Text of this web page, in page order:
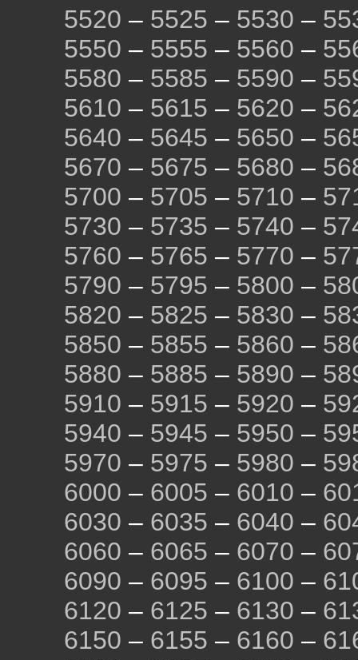
5520 – 5525 – 5530 –
5550 – 5555 – 5560 –
5580 – 5585 – 5590 –
5610 – 5615 – 5620 –
5640 – 5645 – 5650 –
5670 – 5675 – 5680 –
5700 – 5705 – 5710 –
5730 – 5735 – 5740 –
5760 – 5765 – 5770 –
5790 – 5795 – 5800 –
5820 – 5825 – 5830 –
5850 – 5855 – 5860 –
5880 – 5885 – 5890 –
5910 – 5915 – 5920 –
5940 – 5945 – 5950 –
5970 – 5975 – 5980 –
6000 – 6005 – 6010 –
6030 – 6035 – 6040 –
6060 – 6065 – 6070 –
6090 – 6095 – 6100 –
6120 – 6125 – 6130 –
6150 – 6155 – 6160 –